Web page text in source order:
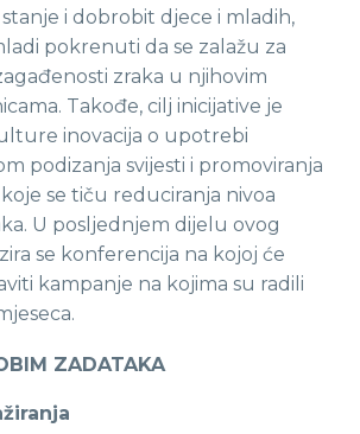
i dobrobit djece i mladih,
pokrenuti da se zalažu za
zraka u njihovim
Takođe, cilj inicijative je
inovacija o upotrebi
podizanja svijesti i promoviranja
se tiču reduciranja nivoa
U posljednjem dijelu ovog
se konferencija na kojoj će
kampanje na kojima su radili
ZADATAKA